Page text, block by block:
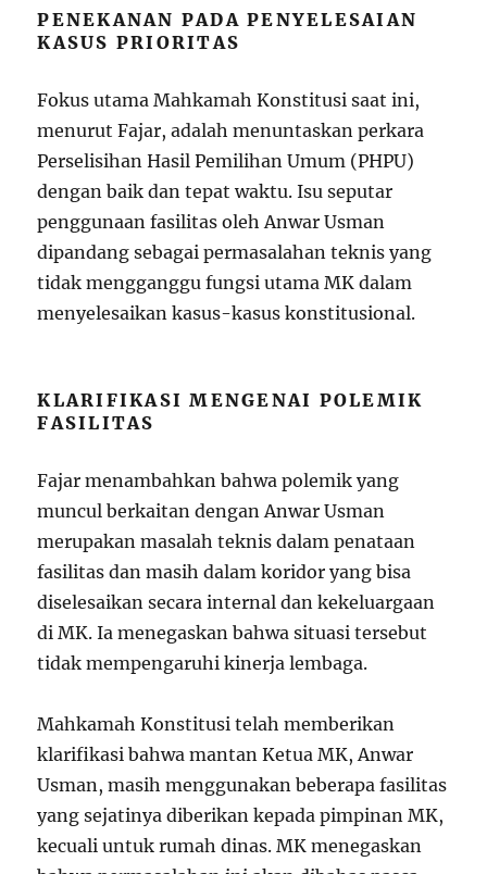
PENEKANAN PADA PENYELESAIAN
KASUS PRIORITAS
Fokus utama Mahkamah Konstitusi saat ini,
menurut Fajar, adalah menuntaskan perkara
Perselisihan Hasil Pemilihan Umum (PHPU)
dengan baik dan tepat waktu. Isu seputar
penggunaan fasilitas oleh Anwar Usman
dipandang sebagai permasalahan teknis yang
tidak mengganggu fungsi utama MK dalam
menyelesaikan kasus-kasus konstitusional.
KLARIFIKASI MENGENAI POLEMIK
FASILITAS
Fajar menambahkan bahwa polemik yang
muncul berkaitan dengan Anwar Usman
merupakan masalah teknis dalam penataan
fasilitas dan masih dalam koridor yang bisa
diselesaikan secara internal dan kekeluargaan
di MK. Ia menegaskan bahwa situasi tersebut
tidak mempengaruhi kinerja lembaga.
Mahkamah Konstitusi telah memberikan
klarifikasi bahwa mantan Ketua MK, Anwar
Usman, masih menggunakan beberapa fasilitas
yang sejatinya diberikan kepada pimpinan MK,
kecuali untuk rumah dinas. MK menegaskan